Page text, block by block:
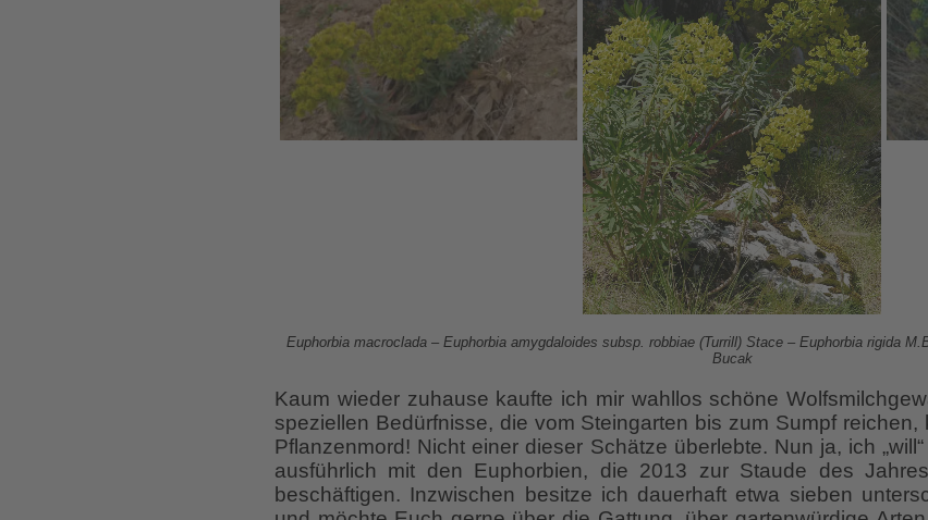
Euphorbia macroclada – Euphorbia amygdaloides subsp. robbiae (Turrill) Stace – Euphorbia rigida
Bucak
Kaum wieder zuhause kaufte ich mir wahllos schöne
speziellen Bedürfnisse, die vom Steingarten bis zum Sumpf
Pflanzenmord! Nicht einer dieser Schätze überlebte. Nun ja, ich
ausführlich mit den Euphorbien, die 2013 zur Staude des
beschäftigen. Inzwischen besitze ich dauerhaft etwa sieben